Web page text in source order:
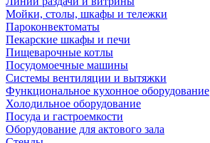
Мойки, столы, шкафы и тележки
Пароконвектоматы
Пекарские шкафы и печи
Пищеварочные котлы
Посудомоечные машины
Системы вентиляции и вытяжки
Функциональное кухонное оборудование
Холодильное оборудование
Посуда и гастроемкости
Оборудование для актового зала